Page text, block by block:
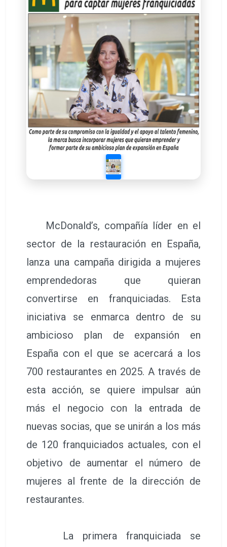
McDonald’s, compañía líder en el
sector de la restauración en España,
lanza una campaña dirigida a mujeres
emprendedoras que quieran
convertirse en franquiciadas. Esta
iniciativa se enmarca dentro de su
ambicioso plan de expansión en
España con el que se acercará a los
700 restaurantes en 2025. A través de
esta acción, se quiere impulsar aún
más el negocio con la entrada de
nuevas socias, que se unirán a los más
de 120 franquiciados actuales, con el
objetivo de aumentar el número de
mujeres al frente de la dirección de
restaurantes.
La primera franquiciada se